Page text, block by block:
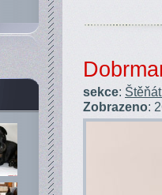
sekce:
Zobrazeno: